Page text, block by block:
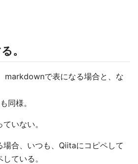
。
markdownで表になる場合と、な
同様。
いない。
合、いつも、Qiitaにコピペして
ている。